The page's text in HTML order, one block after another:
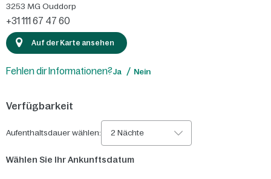
3253 MG Ouddorp
+31 111 67 47 60
Auf der Karte ansehen
Fehlen dir Informationen?Ja Nein
Verfügbarkeit
Aufenthaltsdauer wählen: 2 Nächte
Wählen Sie Ihr Ankunftsdatum